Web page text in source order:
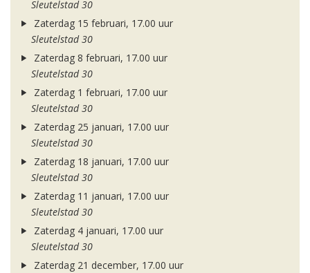
Sleutelstad 30
Zaterdag 15 februari, 17.00 uur
Sleutelstad 30
Zaterdag 8 februari, 17.00 uur
Sleutelstad 30
Zaterdag 1 februari, 17.00 uur
Sleutelstad 30
Zaterdag 25 januari, 17.00 uur
Sleutelstad 30
Zaterdag 18 januari, 17.00 uur
Sleutelstad 30
Zaterdag 11 januari, 17.00 uur
Sleutelstad 30
Zaterdag 4 januari, 17.00 uur
Sleutelstad 30
Zaterdag 21 december, 17.00 uur